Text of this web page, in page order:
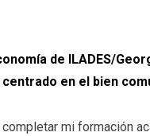
de ILADES/
en el bien
mi formación